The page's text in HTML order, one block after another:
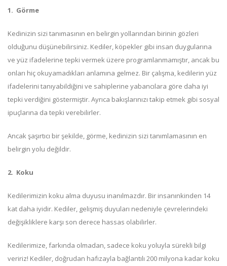
1. Görme
Kedinizin sizi tanımasının en belirgin yollarından birinin gözleri
olduğunu düşünebilirsiniz. Kediler, köpekler gibi insan duygularına
ve yüz ifadelerine tepki vermek üzere programlanmamıştır, ancak bu
onları hiç okuyamadıkları anlamına gelmez. Bir çalışma, kedilerin yüz
ifadelerini tanıyabildiğini ve sahiplerine yabancılara göre daha iyi
tepki verdiğini göstermiştir. Ayrıca bakışlarınızı takip etmek gibi sosyal
ipuçlarına da tepki verebilirler.
Ancak şaşırtıcı bir şekilde, görme, kedinizin sizi tanımlamasının en
belirgin yolu değildir.
2. Koku
Kedilerimizin koku alma duyusu inanılmazdır. Bir insanınkinden 14
kat daha iyidir. Kediler, gelişmiş duyuları nedeniyle çevrelerindeki
değişikliklere karşı son derece hassas olabilirler.
Kedilerimize, farkında olmadan, sadece koku yoluyla sürekli bilgi
veririz! Kediler, doğrudan hafızayla bağlantılı 200 milyona kadar koku